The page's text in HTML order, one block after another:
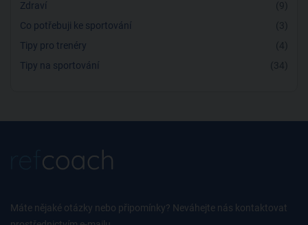
Zdraví
(9)
Co potřebuji ke sportování
(3)
Tipy pro trenéry
(4)
Tipy na sportování
(34)
Máte nějaké otázky nebo připomínky? Neváhejte nás kontaktovat